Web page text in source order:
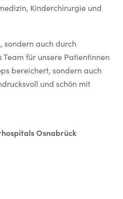
Kinderchirurgie und
sondern auch durch
für unsere Patientinnen
bereichert, sondern auch
und schön mit
Osnabrück